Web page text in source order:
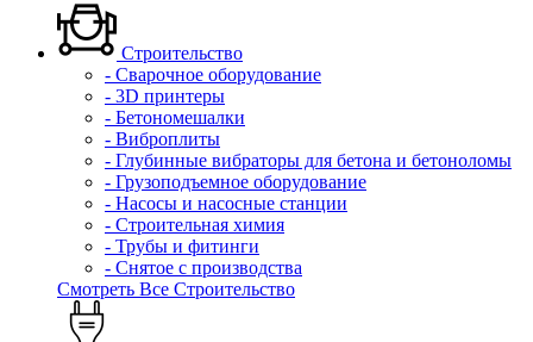
Строительство
- Сварочное оборудование
- 3D принтеры
- Бетономешалки
- Виброплиты
- Глубинные вибраторы для бетона и бетоноломы
- Грузоподъемное оборудование
- Насосы и насосные станции
- Строительная химия
- Трубы и фитинги
- Снятое с производства
Смотреть Все Строительство